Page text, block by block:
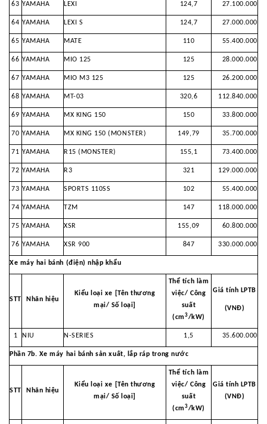
63 YAMAHA LEXI 124,7 27.100.000
64 YAMAHA LEXI S 124,7 27.000.000
65 YAMAHA MATE 110 55.400.000
66 YAMAHA MIO 125 125 28.000.000
67 YAMAHA MIO M3 125 125 26.200.000
68 YAMAHA MT-03 320,6 112.840.000
69 YAMAHA MX KING 150 150 33.800.000
70 YAMAHA MX KING 150 (MONSTER) 149,79 35.700.000
71 YAMAHA R15 (MONSTER) 155,1 73.400.000
72 YAMAHA R3 321 129.000.000
73 YAMAHA SPORTS 110SS 102 55.400.000
74 YAMAHA TZM 147 118.000.000
75 YAMAHA XSR 155,09 60.800.000
76 YAMAHA XSR 900 847 330.000.000
Xe máy hai bánh (điện) nhập khẩu
STT Nhãn hiệu
Kiểu loại xe [Tên thương
mại/ Số loại]
Thể tích làm
việc/ Công
suất
(cm3/kW)
Giá tính LPTB
(VNĐ)
1 NIU N-SERIES 1,5 35.600.000
Phần 7b. Xe máy hai bánh sản xuất, lắp ráp trong nước
STT Nhãn hiệu
Kiểu loại xe [Tên thương
mại/ Số loại]
Thể tích làm
việc/ Công
suất
(cm3/kW)
Giá tính LPTB
(VNĐ)